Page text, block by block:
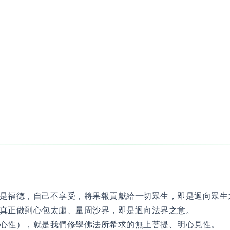
福德，自己不享受，將果報貢獻給一切眾生，即是迴向眾生
正做到心包太虛、量周沙界，即是迴向法界之意。
性），就是我們修學佛法所希求的無上菩提、明心見性。